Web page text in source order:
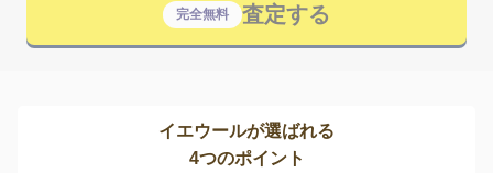
完全無料 査定する
イエウールが選ばれる
4つのポイント